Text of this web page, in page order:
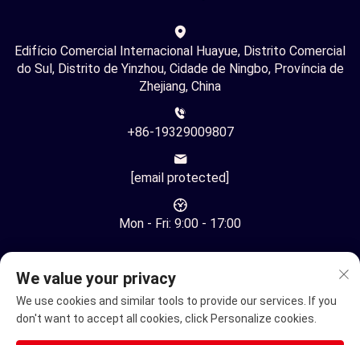
Edifício Comercial Internacional Huayue, Distrito Comercial
do Sul, Distrito de Yinzhou, Cidade de Ningbo, Província de
Zhejiang, China
+86-19329009807
[email protected]
Mon - Fri: 9:00 - 17:00
We value your privacy
We use cookies and similar tools to provide our services. If you
don't want to accept all cookies, click Personalize cookies.